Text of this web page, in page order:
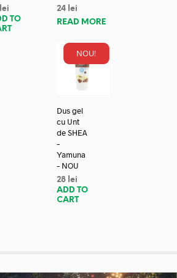
lei
TO
24 lei
READ MORE
NOU!
Dus gel
cu Unt
de SHEA
–
Yamuna
– NOU
28 lei
ADD TO
CART